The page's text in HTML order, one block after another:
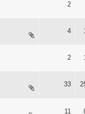
2
4
2
33
11